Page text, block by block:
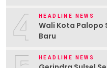
4 HEADLINE NEWS
Wali Kota Palopo
Baru
HEADLINE NEWS